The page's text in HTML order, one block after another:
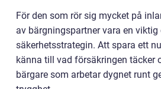
För den som rör sig mycket på
av bärgningspartner vara en viktig
säkerhetsstrategin. Att spara ett
känna till vad försäkringen täcker
bärgare som arbetar dygnet runt